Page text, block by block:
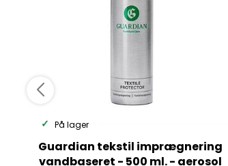
På lager
Guardian tekstil imprægnering
vandbaseret - 500 ml. - aerosol